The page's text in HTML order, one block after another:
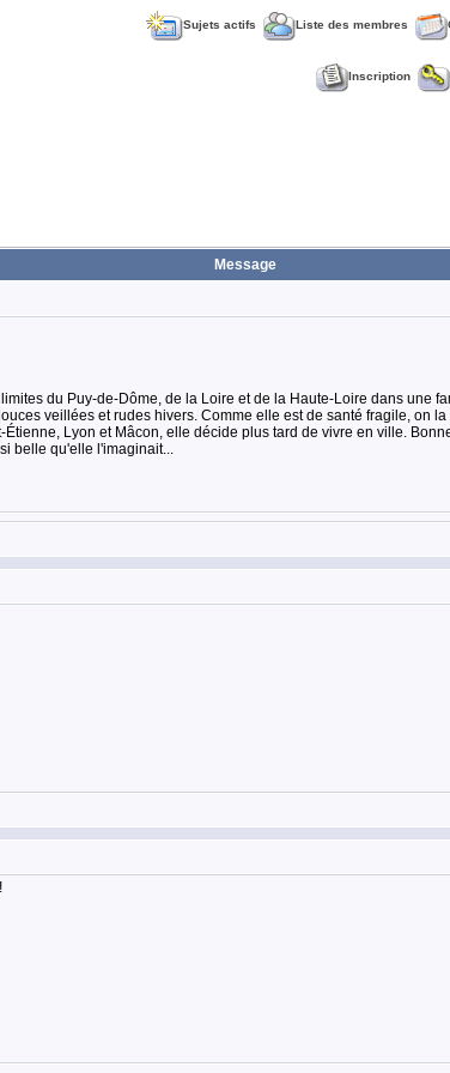
Sujets actifs Liste des membres
Inscription
Message
du Puy-de-Dôme, de la Loire et de la Haute-Loire dans une
veillées et rudes hivers. Comme elle est de santé fragile, on
Lyon et Mâcon, elle décide plus tard de vivre en ville.
belle qu'elle l'imaginait...